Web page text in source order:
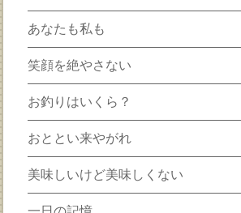
あなたも私も
笑顔を絶やさない
お釣りはいくら？
おととい来やがれ
美味しいけど美味しくない